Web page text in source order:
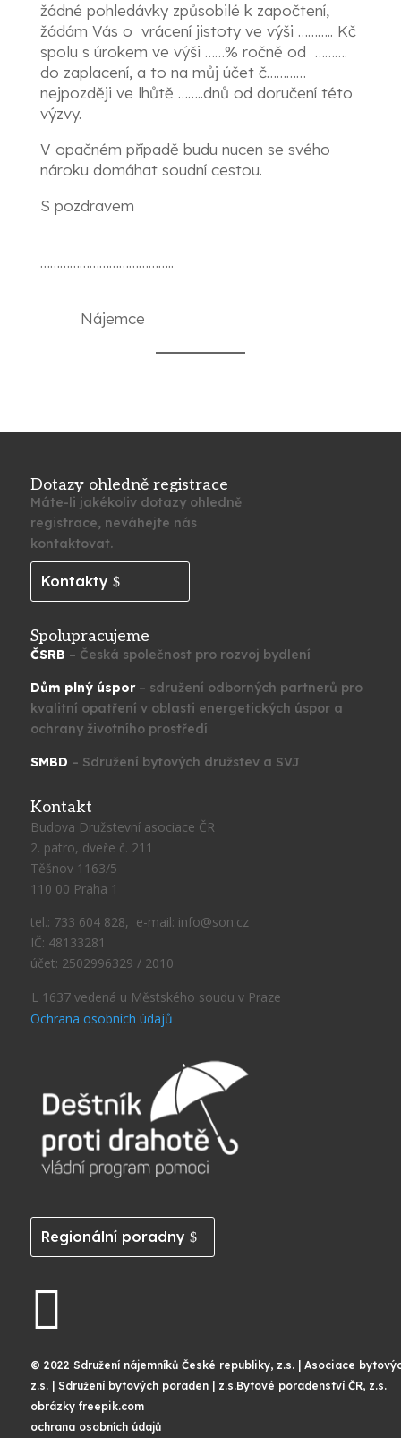
žádné pohledávky způsobilé k započtení,
žádám Vás o vrácení jistoty ve výši ……….. Kč
spolu s úrokem ve výši ……% ročně od ……….
do zaplacení, a to na můj účet č…………
nejpozději ve lhůtě ……..dnů od doručení této
výzvy.
V opačném případě budu nucen se svého
nároku domáhat soudní cestou.
S pozdravem
…………………………………..
Nájemce
Dotazy ohledně registrace
Máte-li jakékoliv dotazy ohledně
registrace, neváhejte nás
kontaktovat.
Kontakty
Spolupracujeme
ČSRB – Česká společnost pro rozvoj bydlení
Dům plný úspor– sdružení odborných partnerů pro
kvalitní opatření v oblasti energetických úspor a
ochrany životního prostředí
SMBD – Sdružení bytových družstev a SVJ
Kontakt
Budova Družstevní asociace ČR
2. patro, dveře č. 211
Těšnov 1163/5
110 00 Praha 1
tel.: 733 604 828, e-mail: info@son.cz
IČ: 48133281
účet: 2502996329 / 2010
L 1637 vedená u Městského soudu v Praze
Ochrana osobních údajů
Regionální poradny

© 2022 Sdružení nájemníků České republiky, z.s. | Asociace
z.s. | Sdružení bytových poraden | z.s.Bytové poradenství ČR, z.s.
obrázky freepik.com
ochrana osobních údajů